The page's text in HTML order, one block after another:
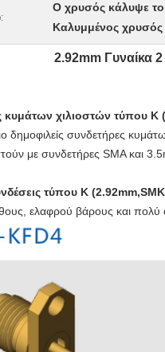
Ο χρυσός κάλυψε
Καλυμμένος
2.92mm Γυναίκα
κυμάτων χιλιοστών τύπου
δημοφιλείς συνδετήρες
με συνδετήρες SMA και
τύπου Κ
ελαφρού βάρους και πολύ